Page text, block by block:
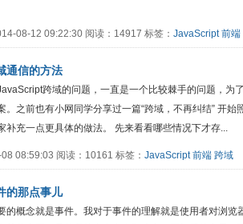
08-12 09:22:30 阅读：14917 标签： JavaScript 前端
通信的方法
跨域的问题，一直是一个比较棘手的问题，为
。之前也有小网同学分享过一篇“跨域，不再纠结” 开
补充一点更具体的做法。 先来看看哪些情况下才存...
08:59:03 阅读：10161 标签： JavaScript 前端 跨域
的那点事儿
的概念就是事件。我对于事件的理解就是使用者对浏览